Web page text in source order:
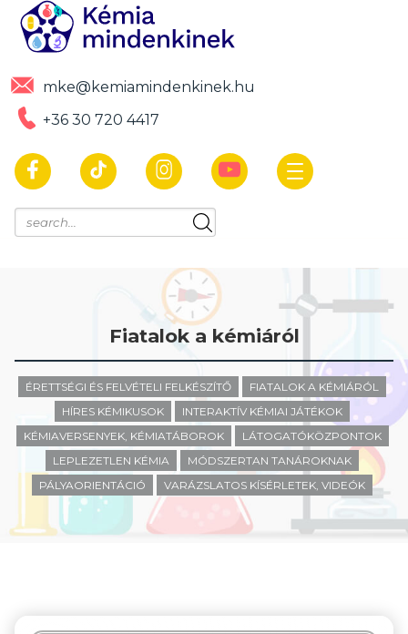
mke@kemiamindenkinek.hu
+36 30 720 4417
Fiatalok a kémiáról
ÉRETTSÉGI ÉS FELVÉTELI FELKÉSZÍTŐ
FIATALOK A KÉMIÁRÓL
HÍRES KÉMIKUSOK
INTERAKTÍV KÉMIAI JÁTÉKOK
KÉMIAVERSENYEK, KÉMIATÁBOROK
LÁTOGATÓKÖZPONTOK
LEPLEZETLEN KÉMIA
MÓDSZERTAN TANÁROKNAK
PÁLYAORIENTÁCIÓ
VARÁZSLATOS KÍSÉRLETEK, VIDEÓK